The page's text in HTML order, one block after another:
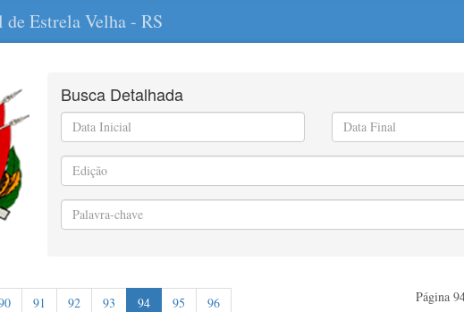
Estrela Velha - RS
Busca Detalhada
91 92 93 94 95
96
Página